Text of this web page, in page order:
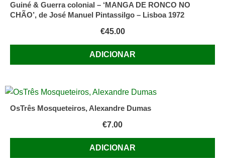
Guiné & Guerra colonial – ‘MANGA DE RONCO NO
CHÃO’, de José Manuel Pintassilgo – Lisboa 1972
€45.00
ADICIONAR
OsTrês Mosqueteiros, Alexandre Dumas
€7.00
ADICIONAR